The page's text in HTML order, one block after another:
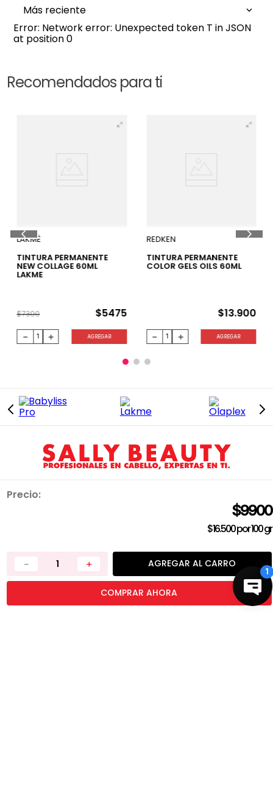
Precio:
$9900
$16.500por100 gr
＋
－ AGREGAR AL CARRO
COMPRAR AHORA
Más reciente
Error: Network error: Unexpected token T in JSON
at position 0
Recomendados para ti
LAKMÉ
TINTURA PERMANENTE
NEW COLLAGE 60ML
LAKME
$7300 $5475
＋
－ AGREGAR
REDKEN
TINTURA PERMANENTE
COLOR GELS OILS 60ML
$13.900
＋
－ AGREGAR
INFORMACIÓN
TÉRMINOS Y CONDICIONES
DEVOLUCIONES